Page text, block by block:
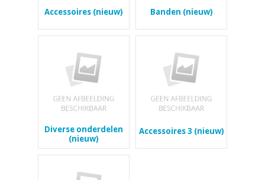
Accessoires (nieuw) Banden (nieuw)
Diverse onderdelen
(nieuw)
Accessoires 3 (nieuw)